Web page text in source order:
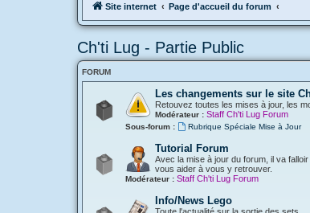
Site internet Page d'accueil du forum
Ch'ti Lug - Partie Public
FORUM
Les changements sur le site
Retouvez toutes les mises à jour, les
Modérateur : Staff Ch'ti Lug Forum
Sous-forum : Rubrique Spéciale Mise à Jour
Tutorial Forum
Avec la mise à jour du forum, il va
vous aider à vous y retrouver.
Modérateur : Staff Ch'ti Lug Forum
Info/News Lego
Toute l'actualité sur la sortie des sets